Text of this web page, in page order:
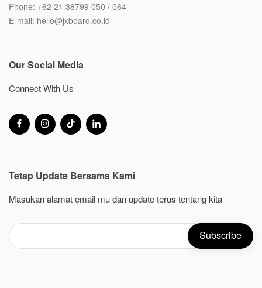
Phone: +62 21 38799 050 / 064
E-mail: hello@jxboard.co.id
Our Social Media
Connect With Us
Tetap Update Bersama Kami
Masukan alamat email mu dan update terus tentang kita